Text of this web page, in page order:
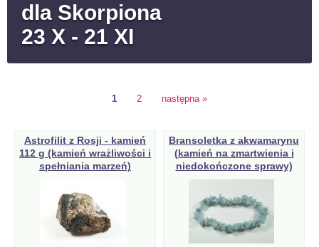
dla Skorpiona
23 X - 21 XI
1 2 następna »
Astrofilit z Rosji - kamień
112 g (kamień wrażliwości i
spełniania marzeń)
Bransoletka z akwamarynu
(kamień na zmartwienia i
niedokończone sprawy)